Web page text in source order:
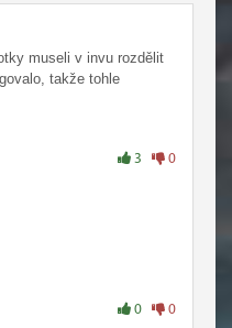
museli v invu rozdělit
takže tohle
3 0
0 0